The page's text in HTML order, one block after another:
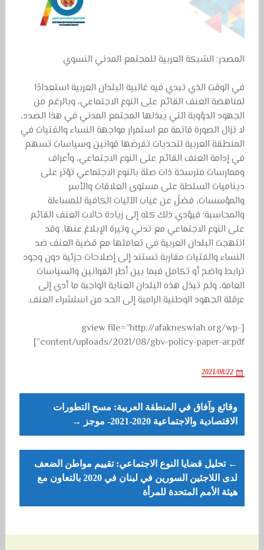
المصدر: الشبكة العربية للمجتمع المدني النسوي
في الوقت الذي تبدي فيه غالبية البلدان العربية استعدادًا
لمناهضة العنف القائم على النوع الاجتماعي، وبالرغم من
الجهود الدؤوبة التي يبذلها المجتمع المدني في هذا الصدد،
لا تزال الصورة قاتمة مع استمرار مواجهة النساء والفتيات في
المنطقة العربية لتحديات تفرضها قوانين وسياسات تسهم
في إدامة العنف القائم على النوع الاجتماعي، وأعراف
وممارسات مترسخة ذات صلة بالنوع الاجتماعي تؤثر على
ديناميات السلطة على مستوى العلاقات والأسر
والمؤسسات، فضلً عن غياب الآليات الكافية للمساءلة
والمحاسبة؛ فيؤدي ذلك كله إلى زيادة حالات العنف القائم
على النوع الاجتماعي مع تدني وتيرة الإبلاغ عنها. وقد
انتهجت البلدان العربية في تعاملها مع قضية العنف ضد
النساء والفتيات مقاربة تستند إلى إصلاحات جزئية دون وجود
ترابط واضح أو تكامل فيما بين أطر القوانين والسياسات
العامة، ولم تبذل هذه البلدان العناية الواجبة ما أدى إلى
عرقلة الجهود الوطنية الرامية إلى الحد من استشراء العنف.
[gview file=”http://afakneswiah.org/wp-
content/uploads/2021/08/gbv-policy-paper-ar.pdf”]
2021/08/22
Post
navigation
وقائع وآفاق في المنطقة العربية: مسح التطورات
الاقتصادية والاجتماعية 2020-2021- موجز →
← تحليل قضايا النوع الاجتماعي: تقييم مواطن الضعف
لدى اللاجئين السورين في لبنان في 2020 بالتعاون مع
هيئة الأمم المتحدة للمرأة